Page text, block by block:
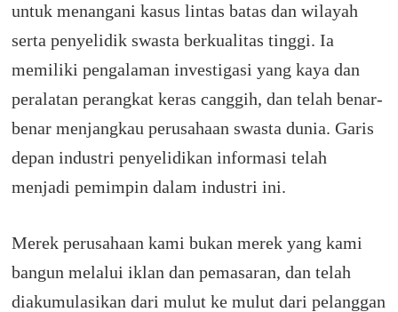
untuk menangani kasus lintas batas dan wilayah
serta penyelidik swasta berkualitas tinggi. Ia
memiliki pengalaman investigasi yang kaya dan
peralatan perangkat keras canggih, dan telah benar-
benar menjangkau perusahaan swasta dunia. Garis
depan industri penyelidikan informasi telah
menjadi pemimpin dalam industri ini.
Merek perusahaan kami bukan merek yang kami
bangun melalui iklan dan pemasaran, dan telah
diakumulasikan dari mulut ke mulut dari pelanggan